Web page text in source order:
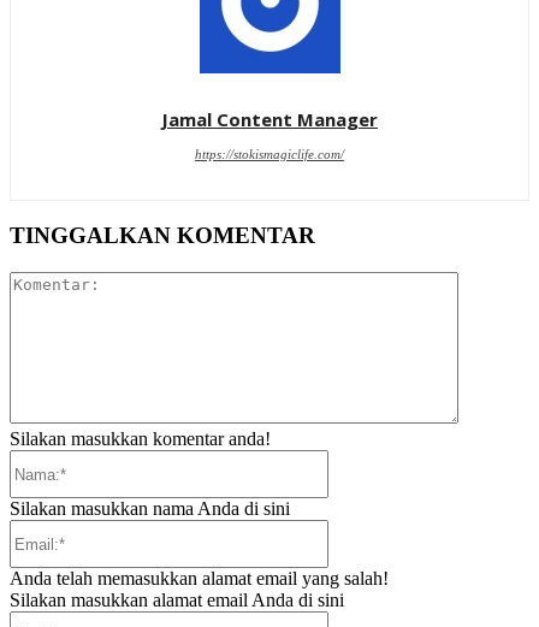
Jamal Content Manager
https://stokismagiclife.com/
TINGGALKAN KOMENTAR
Silakan masukkan komentar anda!
Silakan masukkan nama Anda di sini
Anda telah memasukkan alamat email yang salah!
Silakan masukkan alamat email Anda di sini